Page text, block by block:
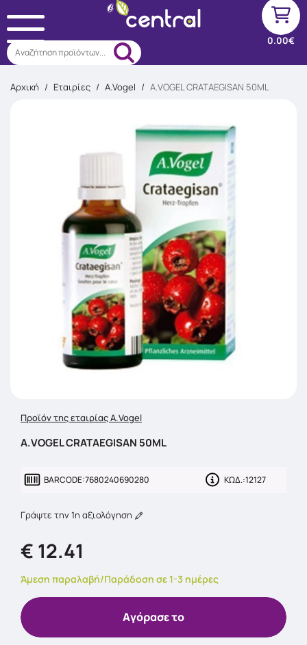
Αναζήτηση προϊόντων...
0.00€
Αρχική / Εταιρίες / A.Vogel / A.VOGEL CRATAEGISAN 50ML
Προϊόν της εταιρίας A.Vogel
A.VOGEL CRATAEGISAN 50ML
BARCODE:7680240690280 ΚΩΔ.:12127
Γράψτε την 1η αξιολόγηση
€ 12.41
Άμεση παραλαβή/Παράδοση σε 1-3 ημέρες
Aγόρασε το